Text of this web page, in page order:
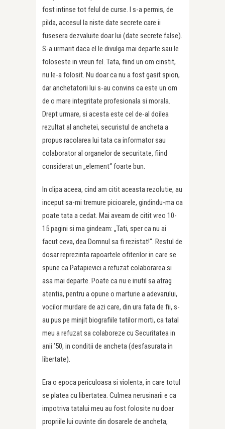
fost intinse tot felul de curse. I s-a permis, de
pilda, accesul la niste date secrete care ii
fusesera dezvaluite doar lui (date secrete false).
S-a urmarit daca el le divulga mai departe sau le
foloseste in vreun fel. Tata, fiind un om cinstit,
nu le-a folosit. Nu doar ca nu a fost gasit spion,
dar anchetatorii lui s-au convins ca este un om
de o mare integritate profesionala si morala.
Drept urmare, si acesta este cel de-al doilea
rezultat al anchetei, securistul de ancheta a
propus racolarea lui tata ca informator sau
colaborator al organelor de securitate, fiind
considerat un „element“ foarte bun.
In clipa aceea, cind am citit aceasta rezolutie, au
inceput sa-mi tremure picioarele, gindindu-ma ca
poate tata a cedat. Mai aveam de citit vreo 10-
15 pagini si ma gindeam: „Tati, sper ca nu ai
facut ceva, dea Domnul sa fi rezistat!“. Restul de
dosar reprezinta rapoartele ofiterilor in care se
spune ca Patapievici a refuzat colaborarea si
asa mai departe. Poate ca nu e inutil sa atrag
atentia, pentru a opune o marturie a adevarului,
vocilor murdare de azi care, din ura fata de fii, s-
au pus pe minjit biografiile tatilor morti, ca tatal
meu a refuzat sa colaboreze cu Securitatea in
anii ’50, in conditii de ancheta (desfasurata in
libertate).
Era o epoca periculoasa si violenta, in care totul
se platea cu libertatea. Culmea nerusinarii e ca
impotriva tatalui meu au fost folosite nu doar
propriile lui cuvinte din dosarele de ancheta,